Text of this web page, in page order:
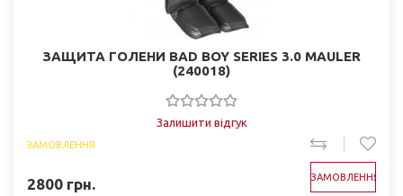
ЗАЩИТА ГОЛЕНИ BAD BOY SERIES 3.0 MAULER
(240018)
Залишити відгук
ЗАМОВЛЕННЯ
2800 грн. ЗАМОВЛЕННЯ